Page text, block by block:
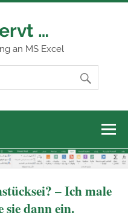
…
an MS Excel
– Ich male
dann ein.